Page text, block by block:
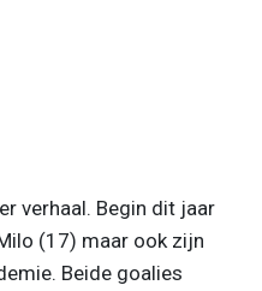
verhaal. Begin dit jaar
(17) maar ook zijn
Beide goalies